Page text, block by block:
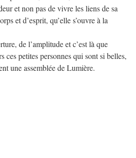
et non pas de vivre les liens de sa
et d’esprit, qu’elle s’ouvre à la
de l’amplitude et c’est là que
ces petites personnes qui sont si belles,
une assemblée de Lumière.